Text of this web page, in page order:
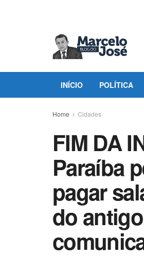
INÍCIO POLÍTICA
Home Cidades
FIM DA
Paraíba
pagar
do